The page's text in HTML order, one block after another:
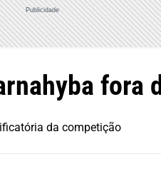
Publicidade
fora
da competição